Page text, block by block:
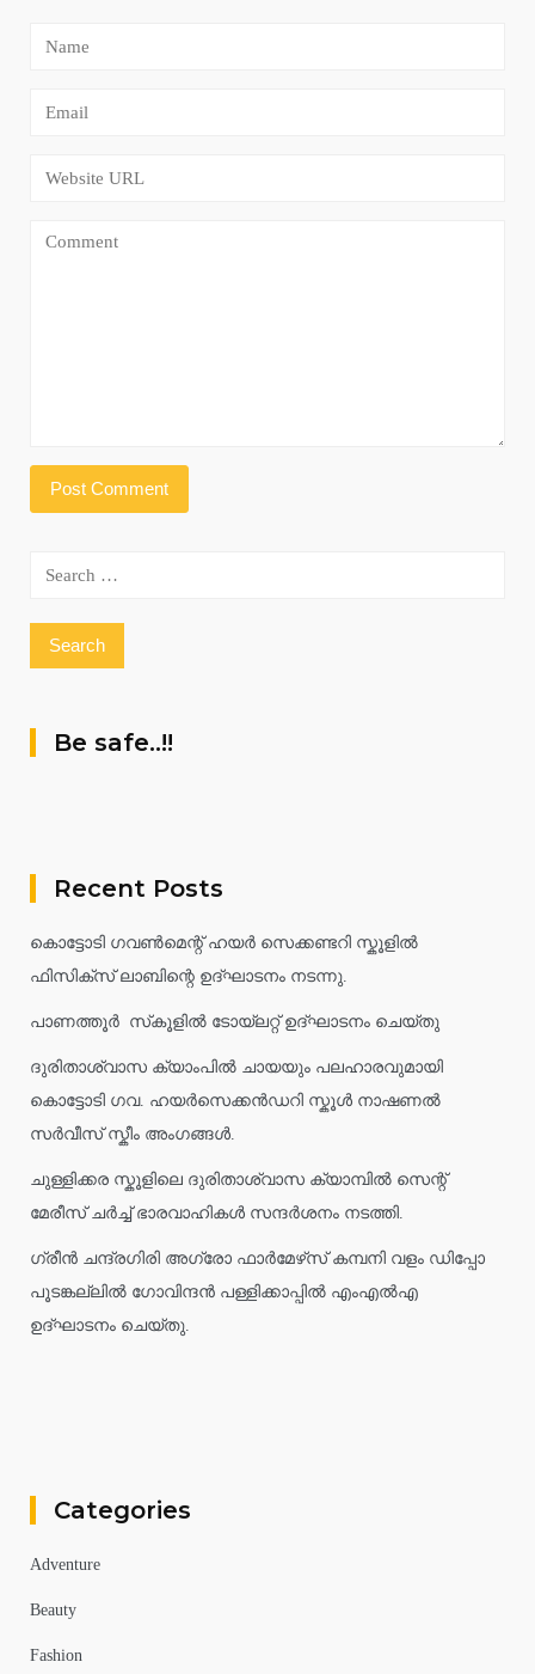
Search
Be safe..!!
Recent Posts
കൊട്ടോടി ഗവൺമെന്റ് ഹയർ സെക്കണ്ടറി സ്കൂളിൽ
ഫിസിക്സ് ലാബിന്റെ ഉദ്ഘാടനം നടന്നു.
പാണത്തൂർ സ്‌കൂളിൽ ടോയ്ലറ്റ് ഉദ്ഘാടനം ചെയ്തു
ദുരിതാശ്വാസ ക്യാംപിൽ ചായയും പലഹാരവുമായി
കൊട്ടോടി ഗവ. ഹയർസെക്കൻഡറി സ്കൂൾ നാഷണൽ
സർവീസ് സ്കീം അംഗങ്ങൾ.
ചുള്ളിക്കര സ്കൂളിലെ ദുരിതാശ്വാസ ക്യാമ്പിൽ സെന്റ്
മേരീസ് ചർച്ച് ഭാരവാഹികൾ സന്ദർശനം നടത്തി.
ഗ്രീൻ ചന്ദ്രഗിരി അഗ്രോ ഫാർമേഴ്‌സ് കമ്പനി വളം ഡിപ്പോ
പൂടങ്കല്ലിൽ ഗോവിന്ദൻ പള്ളിക്കാപ്പിൽ എംഎൽഎ
ഉദ്ഘാടനം ചെയ്തു.
Categories
Adventure
Beauty
Fashion